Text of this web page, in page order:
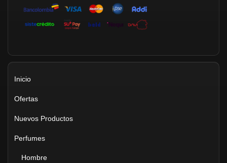
Inicio
Ofertas
Nuevos Productos
Perfumes
Hombre